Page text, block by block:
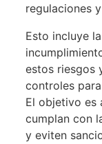
regulaciones
Esto incluye
estos riesgos
controles
El objetivo es
cumplan con
y eviten